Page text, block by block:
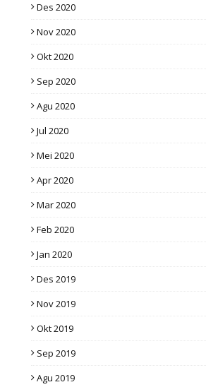
Des 2020
Nov 2020
Okt 2020
Sep 2020
Agu 2020
Jul 2020
Mei 2020
Apr 2020
Mar 2020
Feb 2020
Jan 2020
Des 2019
Nov 2019
Okt 2019
Sep 2019
Agu 2019